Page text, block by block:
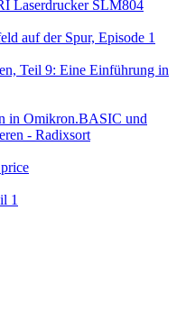
Laserdrucker SLM804
auf der Spur, Episode 1
Teil 9: Eine Einführung in
in Omikron.BASIC und
- Radixsort
1